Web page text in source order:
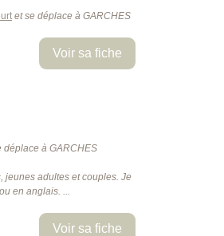
et se déplace à GARCHES
Voir sa fiche
déplace à GARCHES
jeunes adultes et couples. Je
en anglais. ...
Voir sa fiche